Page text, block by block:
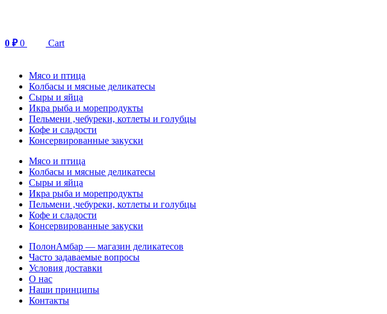
0 ₽ 0 Cart
Мясо и птица
Колбасы и мясные деликатесы
Сыры и яйца
Икра рыба и морепродукты
Пельмени ,чебуреки, котлеты и голубцы
Кофе и сладости
Консервированные закуски
Мясо и птица
Колбасы и мясные деликатесы
Сыры и яйца
Икра рыба и морепродукты
Пельмени ,чебуреки, котлеты и голубцы
Кофе и сладости
Консервированные закуски
ПолонАмбар — магазин деликатесов
Часто задаваемые вопросы
Условия доставки
О нас
Наши принципы
Контакты